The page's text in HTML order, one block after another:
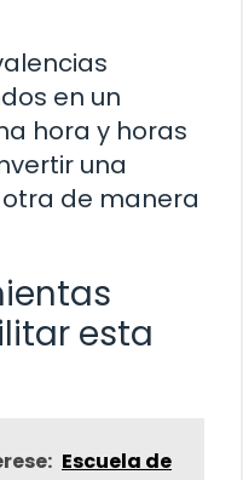
en un
hora y horas
una
de manera
esta
Escuela de